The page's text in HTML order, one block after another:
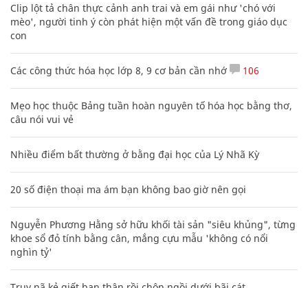
Clip lột tả chân thực cảnh anh trai và em gái như 'chó với
mèo', người tinh ý còn phát hiện một vấn đề trong giáo dục
con
Các công thức hóa học lớp 8, 9 cơ bản cần nhớ 106
Mẹo học thuộc Bảng tuần hoàn nguyên tố hóa học bằng thơ,
câu nói vui vẻ
Nhiều điểm bất thường ở bằng đại học của Lý Nhã Kỳ
20 số điện thoại ma ám bạn không bao giờ nên gọi
Nguyễn Phương Hằng sở hữu khối tài sản "siêu khủng", từng
khoe sổ đỏ tính bằng cân, mắng cựu mẫu 'không có nổi
nghìn tỷ'